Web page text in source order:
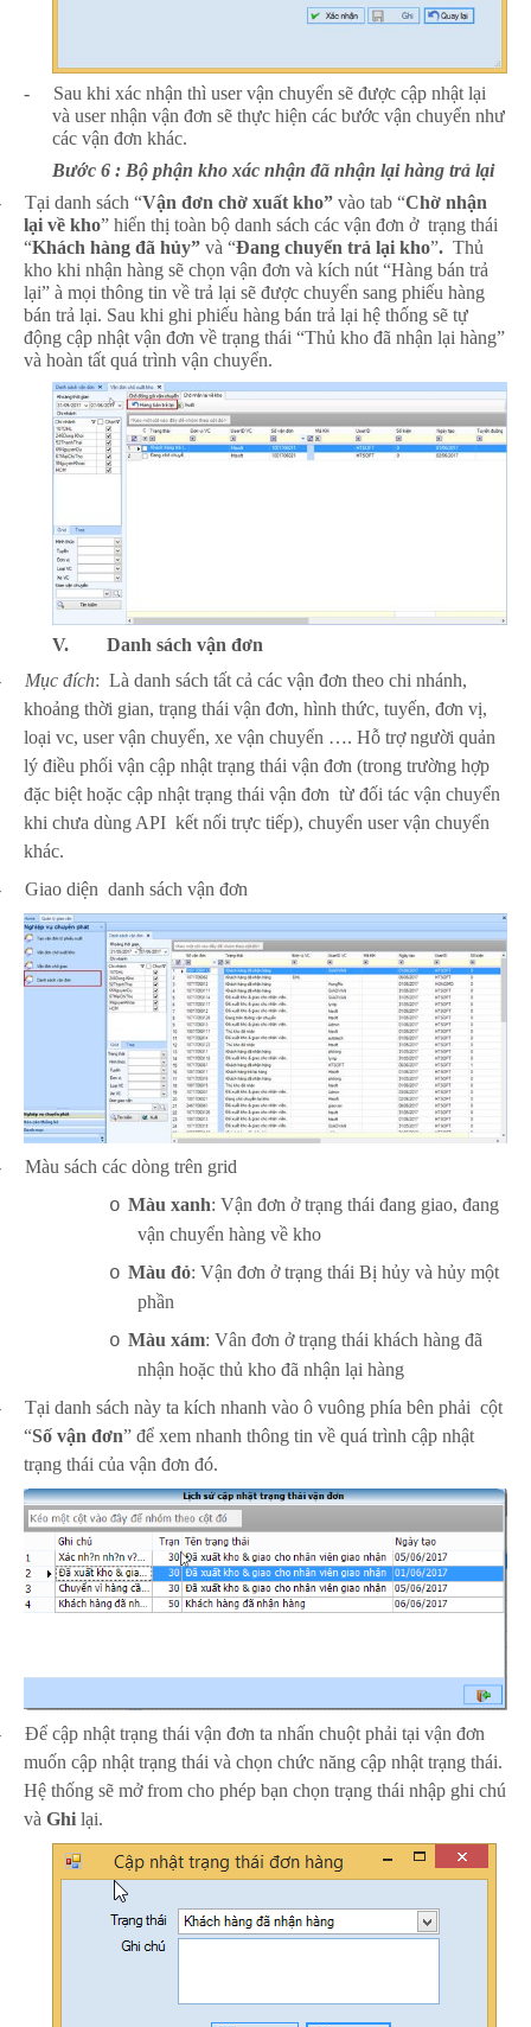
-
Sau khi xác nhận thì user vận chuyển sẽ được cập nhật lại
và user nhận vận đơn sẽ thực hiện các bước vận chuyển như
các vận đơn khác.
Bước 6 : Bộ phận kho xác nhận đã nhận lại hàng trả lại
Tại danh sách “Vận đơn chờ xuất kho” vào tab “Chờ nhận
lại về kho” hiển thị toàn bộ danh sách các vận đơn ở trạng thái
“Khách hàng đã hủy” và “Đang chuyển trả lại kho”. Thủ
kho khi nhận hàng sẽ chọn vận đơn và kích nút “Hàng bán trả
lại” à mọi thông tin về trả lại sẽ được chuyển sang phiếu hàng
bán trả lại. Sau khi ghi phiếu hàng bán trả lại hệ thống sẽ tự
động cập nhật vận đơn về trạng thái “Thủ kho đã nhận lại hàng”
và hoàn tất quá trình vận chuyển.
V.
Danh sách vận đơn
Mục đích: Là danh sách tất cả các vận đơn theo chi nhánh,
khoảng thời gian, trạng thái vận đơn, hình thức, tuyến, đơn vị,
loại vc, user vận chuyển, xe vận chuyển …. Hỗ trợ người quản
lý điều phối vận cập nhật trạng thái vận đơn (trong trường hợp
đặc biệt hoặc cập nhật trạng thái vận đơn từ đối tác vận chuyển
khi chưa dùng API kết nối trực tiếp), chuyển user vận chuyển
khác.
Giao diện danh sách vận đơn
Màu sách các dòng trên grid
o Màu xanh: Vận đơn ở trạng thái đang giao, đang
vận chuyển hàng về kho
o Màu đỏ: Vận đơn ở trạng thái Bị hủy và hủy một
phần
o Màu xám: Vân đơn ở trạng thái khách hàng đã
nhận hoặc thủ kho đã nhận lại hàng
Tại danh sách này ta kích nhanh vào ô vuông phía bên phải cột
“Số vận đơn” để xem nhanh thông tin về quá trình cập nhật
trạng thái của vận đơn đó.
Để cập nhật trạng thái vận đơn ta nhấn chuột phải tại vận đơn
muốn cập nhật trạng thái và chọn chức năng cập nhật trạng thái.
Hệ thống sẽ mở from cho phép bạn chọn trạng thái nhập ghi chú
và Ghi lại.